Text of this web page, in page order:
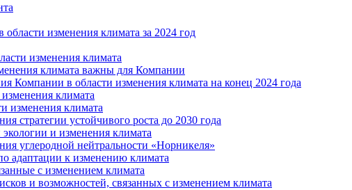
изменения климата за 2024 год
изменения климата
климата важны для Компании
Компании в области изменения климата на конец 2024 года
климата
изменения климата
стратегии устойчивого роста до 2030 года
экологии и изменения климата
углеродной нейтральности «Норникеля»
адаптации к изменению климата
с изменением климата
и возможностей, связанных с изменением климата